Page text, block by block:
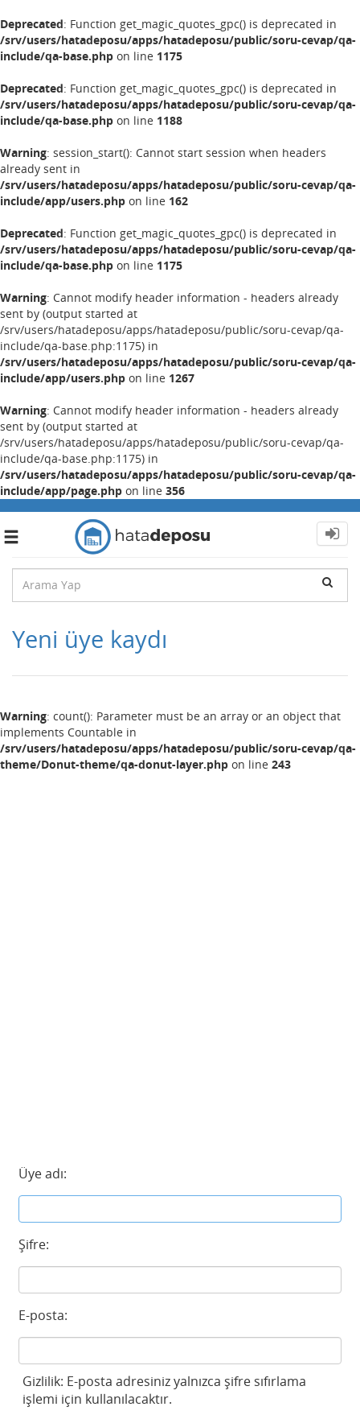
Deprecated: Function get_magic_quotes_gpc() is deprecated in
/srv/users/hatadeposu/apps/hatadeposu/public/soru-cevap/qa-
include/qa-base.php on line 1175
Deprecated: Function get_magic_quotes_gpc() is deprecated in
/srv/users/hatadeposu/apps/hatadeposu/public/soru-cevap/qa-
include/qa-base.php on line 1188
Warning: session_start(): Cannot start session when headers
already sent in
/srv/users/hatadeposu/apps/hatadeposu/public/soru-cevap/qa-
include/app/users.php on line 162
Deprecated: Function get_magic_quotes_gpc() is deprecated in
/srv/users/hatadeposu/apps/hatadeposu/public/soru-cevap/qa-
include/qa-base.php on line 1175
Warning: Cannot modify header information - headers already
sent by (output started at
/srv/users/hatadeposu/apps/hatadeposu/public/soru-cevap/qa-
include/qa-base.php:1175) in
/srv/users/hatadeposu/apps/hatadeposu/public/soru-cevap/qa-
include/app/users.php on line 1267
Warning: Cannot modify header information - headers already
sent by (output started at
/srv/users/hatadeposu/apps/hatadeposu/public/soru-cevap/qa-
include/qa-base.php:1175) in
/srv/users/hatadeposu/apps/hatadeposu/public/soru-cevap/qa-
include/app/page.php on line 356
Toggle
Yeni üye kaydı
Warning: count(): Parameter must be an array or an object that
implements Countable in
/srv/users/hatadeposu/apps/hatadeposu/public/soru-cevap/qa-
theme/Donut-theme/qa-donut-layer.php on line 243
Üye adı:
Şifre:
E-posta:
Gizlilik: E-posta adresiniz yalnızca şifre sıfırlama
işlemi için kullanılacaktır.